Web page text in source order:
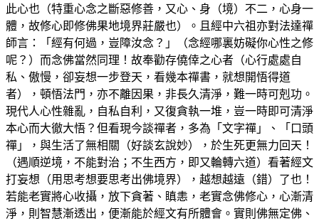
此心也（特重心念之斷惡修善，又心、身（境）不二，心身一
體，故修心即修佛果地境界莊嚴也）。且經中六祖亦對法達禪
師言：「經有何過，豈障汝念？」（念經哪裏妨礙你心性之修
呢？）而念佛當然同理！故奉勸存僥倖之心者（心行處處自
私、傲慢，卻妄想一步登天，看幾本禪書，就想開悟得道
者），頓悟法門，亦不離因果，非長久清淨，難一時可剋功。
現代人心性雜亂，自私自利，又復貪執一堆，豈一時即可清淨
本心而大徹大悟？但看現今談禪者，多為「文字禪」、「口頭
禪」，與生活了無相關（好談玄說妙），於生死更無力回天！
（遇順逆境，不能對治；不生西方，即又輪轉六道）看著經文
打妄想（用思考想要思考出佛境界），越想越遠（錯）了也！
若能老實將心收攝，放下貪著、瞋恚，老實念佛修心，心漸清
淨，則智慧漸透出，便漸能於經文有所體會。實則佛無定佛、